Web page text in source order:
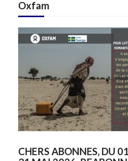
Oxfam
CHERS ABONNES, DU